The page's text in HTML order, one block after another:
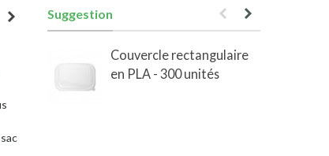
Suggestion
Couvercle rectangulaire
en PLA - 300 unités